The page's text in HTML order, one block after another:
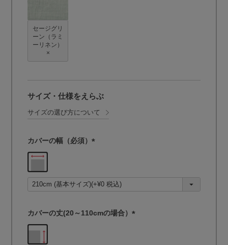
セージグリ
ーン（ラミ
ーリネン）
×
サイズ・仕様をえらぶ
サイズの選び方について
カバーの幅（必須）
須
)
カバーの丈(20～110cmの場合）